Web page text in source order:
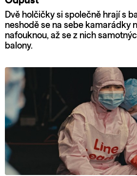
Dvě holčičky si společně hrají s
neshodě se na sebe kamarádky
nafouknou, až se z nich
balony.